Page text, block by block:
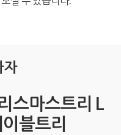
자
스마스트리 L
블트리